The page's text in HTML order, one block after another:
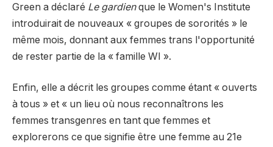
Green a déclaré Le gardienque le Women's Institute
introduirait de nouveaux « groupes de sororités » le
même mois, donnant aux femmes trans l'opportunité
de rester partie de la « famille WI ».
Enfin, elle a décrit les groupes comme étant « ouverts
à tous » et « un lieu où nous reconnaîtrons les
femmes transgenres en tant que femmes et
explorerons ce que signifie être une femme au 21e